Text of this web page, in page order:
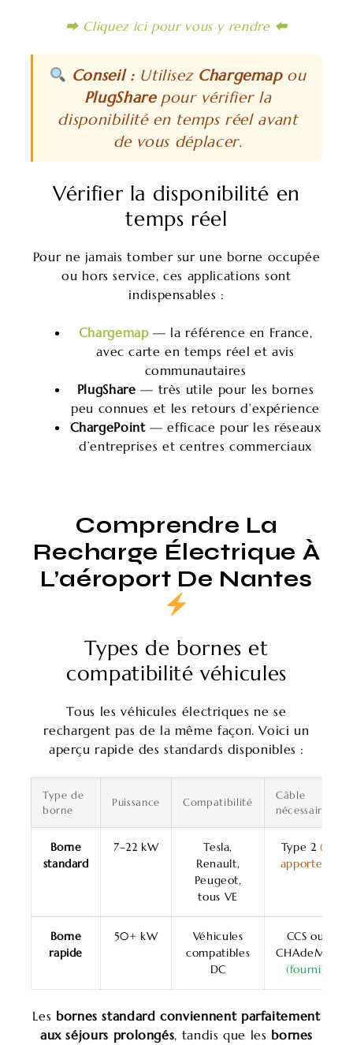
⮕ Cliquez ici pour vous y rendre ⬅
Conseil :Utilisez Chargemapou
PlugSharepour vérifier la
disponibilité en temps réel avant
de vous déplacer.
Vérifier la disponibilité en
temps réel
Pour ne jamais tomber sur une borne occupée
ou hors service, ces applications sont
indispensables :
Chargemap— la référence en France,
avec carte en temps réel et avis
communautaires
PlugShare — très utile pour les bornes
peu connues et les retours d’expérience
ChargePoint— efficace pour les réseaux
d’entreprises et centres commerciaux
Comprendre La
Recharge Électrique À
L’aéroport De Nantes
Types de bornes et
compatibilité véhicules
Tous les véhicules électriques ne se
rechargent pas de la même façon. Voici un
aperçu rapide des standards disponibles :
Type de
borne
Puissance Compatibilité
Câble
nécessaire
Borne
standard
7–22 kW
Tesla,
Renault,
Peugeot,
tous VE
Type 2(à
apporter)
Borne
rapide
50+ kW
Véhicules
compatibles
DC
CCS ou
CHAdeMO
(fourni)
Les bornes standard conviennent parfaitement
aux séjours prolongés, tandis que les bornes